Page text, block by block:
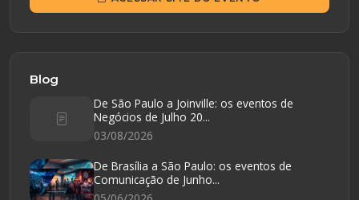
Blog
De São Paulo a Joinville: os eventos de
Negócios de Julho 20...
03/08/2026
De Brasília a São Paulo: os eventos de
Comunicação de Junho...